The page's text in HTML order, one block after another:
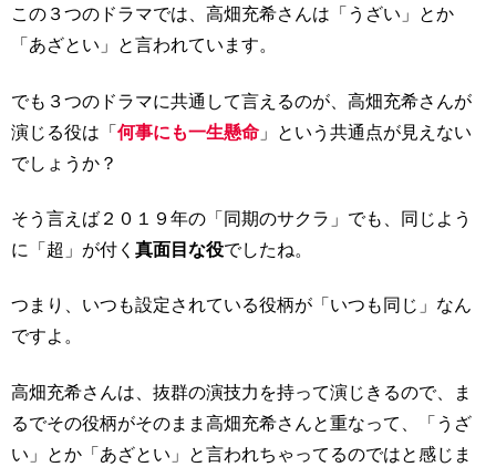
この３つのドラマでは、高畑充希さんは「うざい」とか
「あざとい」と言われています。
でも３つのドラマに共通して言えるのが、高畑充希さんが
演じる役は「 何事にも一生懸命 」という共通点が見えない
でしょうか？
そう言えば２０１９年の「同期のサクラ」でも、同じよう
に「超」が付く 真面目な役でしたね。
つまり、いつも設定されている役柄が「いつも同じ」なん
ですよ。
高畑充希さんは、抜群の演技力を持って演じきるので、ま
るでその役柄がそのまま高畑充希さんと重なって、「うざ
い」とか「あざとい」と言われちゃってるのではと感じま